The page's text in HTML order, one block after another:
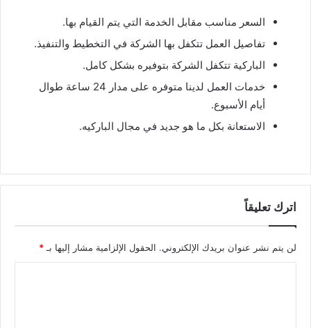
السعر مناسب مقابل الخدمة التي يتم القيام بها.
تفاصيل العمل تتكفل بها الشركة في التخطيط والتنفيذ.
الباركية تتكفل الشركة بتوفيره بشكل كامل.
خدمات العمل لدينا متوفره على مدار 24 ساعة طوال
أيام الأسبوع.
الاستعانة بكل ما هو جديد في مجال الباركيه.
اترك تعليقاً
لن يتم نشر عنوان بريدك الإلكتروني. الحقول الإلزامية مشار إليها بـ *